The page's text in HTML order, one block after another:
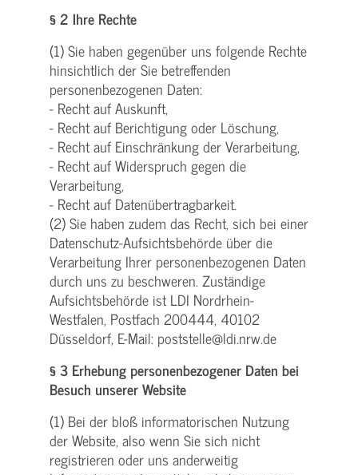
§ 2 Ihre Rechte
(1) Sie haben gegenüber uns folgende Rechte
hinsichtlich der Sie betreffenden
personenbezogenen Daten:
- Recht auf Auskunft,
- Recht auf Berichtigung oder Löschung,
- Recht auf Einschränkung der Verarbeitung,
- Recht auf Widerspruch gegen die
Verarbeitung,
- Recht auf Datenübertragbarkeit.
(2) Sie haben zudem das Recht, sich bei einer
Datenschutz-Aufsichtsbehörde über die
Verarbeitung Ihrer personenbezogenen Daten
durch uns zu beschweren. Zuständige
Aufsichtsbehörde ist LDI Nordrhein-
Westfalen, Postfach 200444, 40102
Düsseldorf, E-Mail: poststelle@ldi.nrw.de
§ 3 Erhebung personenbezogener Daten bei
Besuch unserer Website
(1) Bei der bloß informatorischen Nutzung
der Website, also wenn Sie sich nicht
registrieren oder uns anderweitig